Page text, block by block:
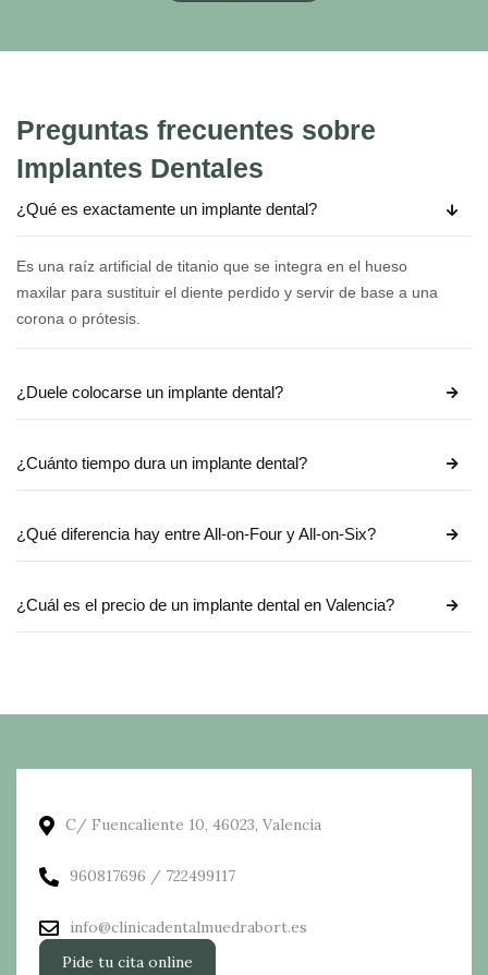
Preguntas frecuentes sobre
Implantes Dentales
¿Qué es exactamente un implante dental?
Es una raíz artificial de titanio que se integra en el hueso
maxilar para sustituir el diente perdido y servir de base a una
corona o prótesis.
¿Duele colocarse un implante dental?
¿Cuánto tiempo dura un implante dental?
¿Qué diferencia hay entre All-on-Four y All-on-Six?
¿Cuál es el precio de un implante dental en Valencia?
C/ Fuencaliente 10, 46023, Valencia
960817696 / 722499117
info@clinicadentalmuedrabort.es
Pide tu cita online